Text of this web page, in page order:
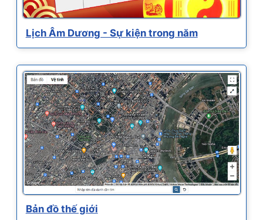
Lịch Âm Dương - Sự kiện trong năm
Bản đồ thế giới